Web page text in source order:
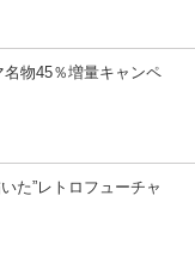
物45％増量キャンペ
た”レトロフューチャ